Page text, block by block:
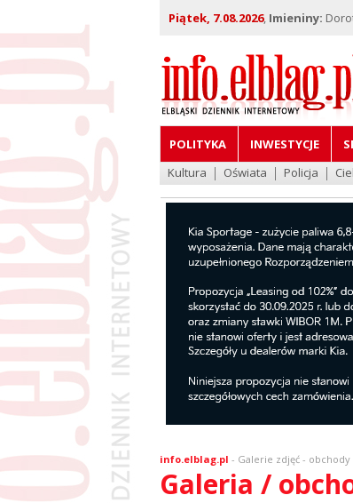
Piątek, 7.08.2026, Imieniny:
POLITYKA INWESTYCJE
Kultura
Oświata Policja
info.elblag.pl - Galerie zdjęć- obchody
Galeria /